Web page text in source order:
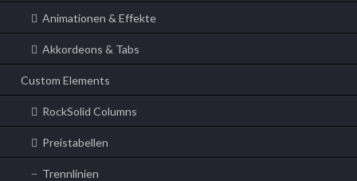
Animationen & Effekte
Akkordeons & Tabs
Custom Elements
RockSolid Columns
Preistabellen
Trennlinien